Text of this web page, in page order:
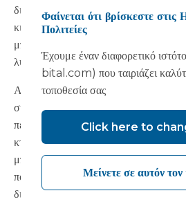
διαδικασίες. Ευέλικτη υποδομή
κινητή και αρθρωτή
μπορούν να προσφέρουν μια γρήγορη
λύση στις κλιμακούμενες λίστες
Αυτό που είναι επίσης σαφές είναι ότι
συνεχιστεί για μεγάλο χρονικό
περισσότερο από μια
κτίριο, που στεγάζει χειρουργείο,
μπορεί να κατασκευαστεί κοντά στο
πολύ σύντομο χρονικό διάστημα και
διαμορφωθεί και να τελειώσει ώστε να
Φαίνεται ότι βρίσκεστε στις
Πολιτείες
Έχουμε έναν διαφορετικό
bital.com) που ταιριάζει
τοποθεσία σας
Click here to
Μείνετε σε αυτόν τον